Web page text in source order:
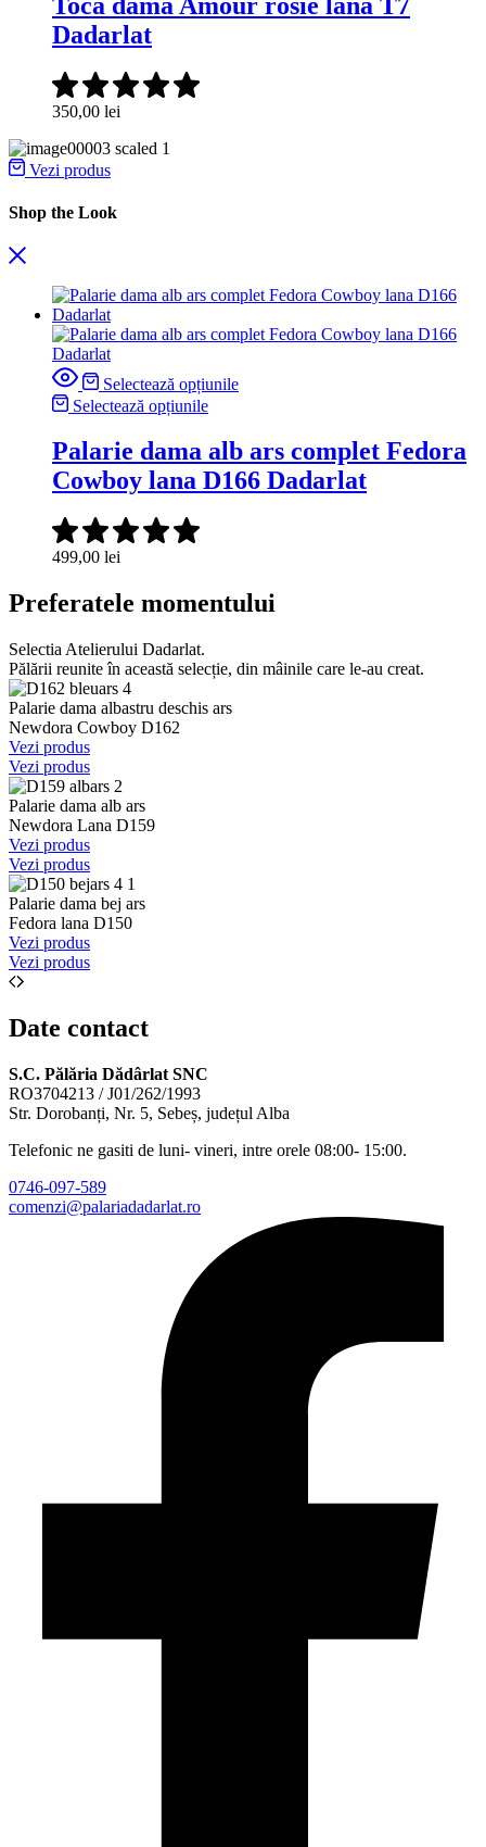
Dadarlat
350,00 lei
Vezi produs
Shop the Look
Selectează opțiunile
Selectează opțiunile
Palarie dama alb ars complet Fedora
Cowboy lana D166 Dadarlat
499,00 lei
Preferatele momentului
Selectia Atelierului Dadarlat.
Pălării reunite în această selecție, din mâinile care le-au creat.
Palarie dama albastru deschis ars
Newdora Cowboy D162
Vezi produs
Vezi produs
Palarie dama alb ars
Newdora Lana D159
Vezi produs
Vezi produs
Palarie dama bej ars
Fedora lana D150
Vezi produs
Vezi produs
Date contact
S.C. Pălăria Dădârlat SNC
RO3704213 / J01/262/1993
Str. Dorobanți, Nr. 5, Sebeș, județul Alba
Telefonic ne gasiti de luni- vineri, intre orele 08:00- 15:00.
0746-097-589
comenzi@palariadadarlat.ro